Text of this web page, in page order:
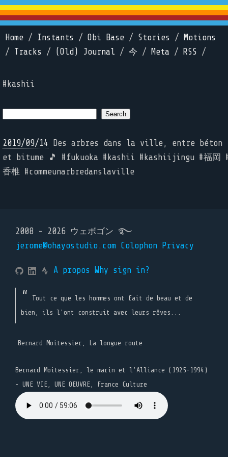
Home / Instants / Obi Base / Stories /
Motions
/ Tracks / (Old) Journal / 今 / Meta / RSS /
#kashii
2019/09/14 Des arbres dans la ville, entre béton
et bitume 🎵 #fukuoka #kashii #kashiijingu #福岡
香椎 #commeunarbredanslaville
2008 - 2026 ウェボゴン ࿐
jerome@ohayostudio.com Colophon Privacy
A propos Why sign in?
Tout ce que les hommes ont fait de beau et de
bien, ils l'ont construit avec leurs rêves...
Bernard Moitessier, La longue route
Bernard Moitessier, le marin et l’Alliance (1925-1994)
- UNE VIE, UNE OEUVRE, France Culture